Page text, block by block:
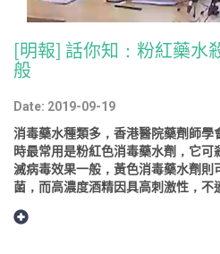
[明報] 話你知：粉紅藥水
般
Date: 2019-09-19
消毒藥水種類多，香港醫院藥劑師學
時最常用是粉紅色消毒藥水劑，它
滅病毒效果一般，黃色消毒藥水劑則
菌，而高濃度酒精因具高刺激性，不